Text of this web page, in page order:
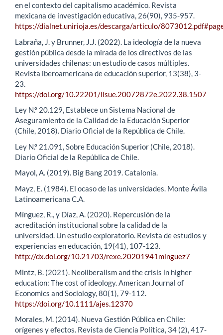
en el contexto del capitalismo académico. Revista
mexicana de investigación educativa, 26(90), 935-957.
https://dialnet.unirioja.es/descarga/articulo/
Labraña, J. y Brunner, J.J. (2022). La ideología de la nueva
gestión pública desde la mirada de los directivos de las
universidades chilenas: un estudio de casos múltiples.
Revista iberoamericana de educación superior, 13(38), 3-
23.
https://doi.org/10.22201/iisue.20072872e.2022.38.1507
Ley N.º 20.129, Establece un Sistema Nacional de
Aseguramiento de la Calidad de la Educación Superior
(Chile, 2018). Diario Oficial de la República de Chile.
Ley N.º 21.091, Sobre Educación Superior (Chile, 2018).
Diario Oficial de la República de Chile.
Mayol, A. (2019). Big Bang 2019. Catalonia.
Mayz, E. (1984). El ocaso de las universidades. Monte Ávila
Latinoamericana C.A.
Mínguez, R., y Díaz, A. (2020). Repercusión de la
acreditación institucional sobre la calidad de la
universidad. Un estudio exploratorio. Revista de estudios y
experiencias en educación, 19(41), 107-123.
http://dx.doi.org/10.21703/rexe.20201941minguez7
Mintz, B. (2021). Neoliberalism and the crisis in higher
education: The cost of ideology. American Journal of
Economics and Sociology, 80(1), 79-112.
https://doi.org/10.1111/ajes.12370
Morales, M. (2014). Nueva Gestión Pública en Chile:
orígenes y efectos. Revista de Ciencia Política, 34 (2), 417-